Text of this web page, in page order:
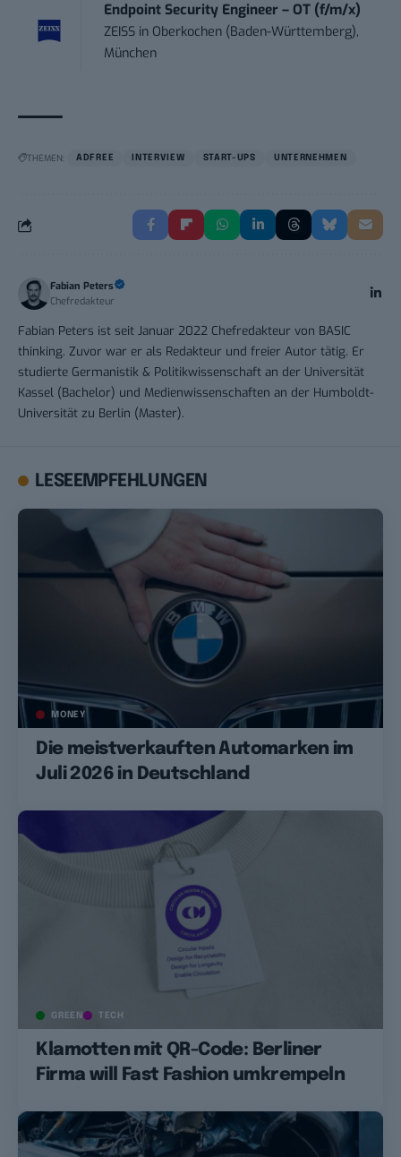
Endpoint Security Engineer – OT (f/m/x)
ZEISS in Oberkochen (Baden-Württemberg),
München
THEMEN: ADFREE INTERVIEW START-UPS UNTERNEHMEN
Fabian Peters
Chefredakteur
Fabian Peters ist seit Januar 2022 Chefredakteur von BASIC
thinking. Zuvor war er als Redakteur und freier Autor tätig. Er
studierte Germanistik & Politikwissenschaft an der Universität
Kassel (Bachelor) und Medienwissenschaften an der Humboldt-
Universität zu Berlin (Master).
LESEEMPFEHLUNGEN
MONEY
Die meistverkauften Automarken im
Juli 2026 in Deutschland
GREEN TECH
Klamotten mit QR-Code: Berliner
Firma will Fast Fashion umkrempeln